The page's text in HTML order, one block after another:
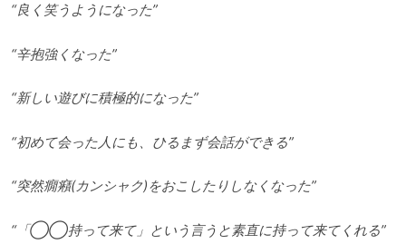
“良く笑うようになった”
“辛抱強くなった”
“新しい遊びに積極的になった”
“初めて会った人にも、ひるまず会話ができる”
“突然癇癪(カンシャク)をおこしたりしなくなった”
“「◯◯持って来て」という言うと素直に持って来てくれる”